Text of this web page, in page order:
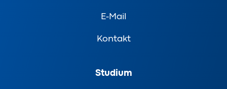
E-Mail
Kontakt
Studium